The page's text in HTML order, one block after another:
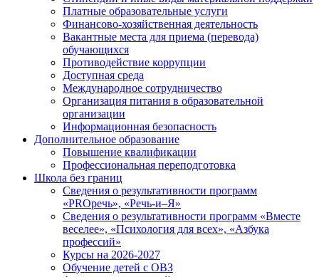
Платные образовательные услуги
Финансово-хозяйственная деятельность
Вакантные места для приема (перевода)
обучающихся
Противодействие коррупции
Доступная среда
Международное сотрудничество
Организация питания в образовательной
организации
Информационная безопасность
Дополнительное образование
Повышение квалификации
Профессиональная переподготовка
Школа без границ
Сведения о результативности программ
«PROречь», «Речь-и–Я»
Сведения о результативности программ «Вместе
веселее», «Психология для всех», «Азбука
профессий»
Курсы на 2026-2027
Обучение детей с ОВЗ